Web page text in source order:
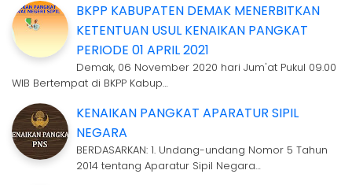
BKPP KABUPATEN DEMAK MENERBITKAN
KETENTUAN USUL KENAIKAN PANGKAT
PERIODE 01 APRIL 2021
Demak, 06 November 2020 hari Jum'at Pukul 09.00
WIB Bertempat di BKPP Kabup…
KENAIKAN PANGKAT APARATUR SIPIL
NEGARA
BERDASARKAN: 1. Undang-undang Nomor 5 Tahun
2014 tentang Aparatur Sipil Negara…